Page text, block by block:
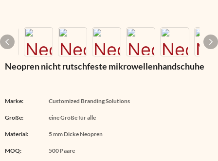
Neopren nicht rutschfeste mikrowellenhandschuhe
Marke: Customized Branding Solutions
Größe: eine Größe für alle
Material: 5 mm Dicke Neopren
MOQ: 500 Paare